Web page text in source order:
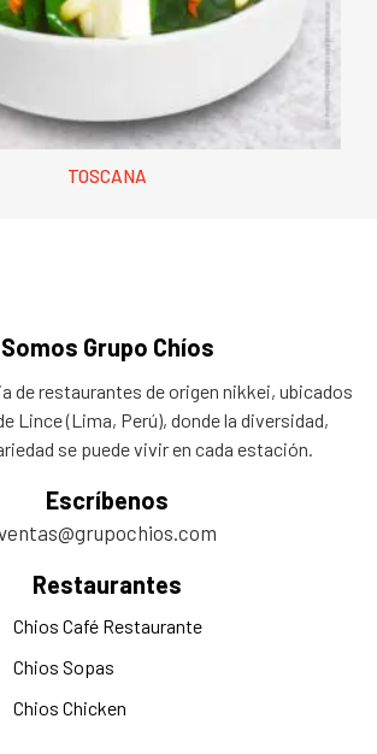
TOSCANA
Somos Grupo Chíos
de restaurantes de origen nikkei, ubicados
Lince (Lima, Perú), donde la diversidad,
se puede vivir en cada estación.
Escríbenos
Restaurantes
Chios Café Restaurante
Chios Sopas
Chios Chicken